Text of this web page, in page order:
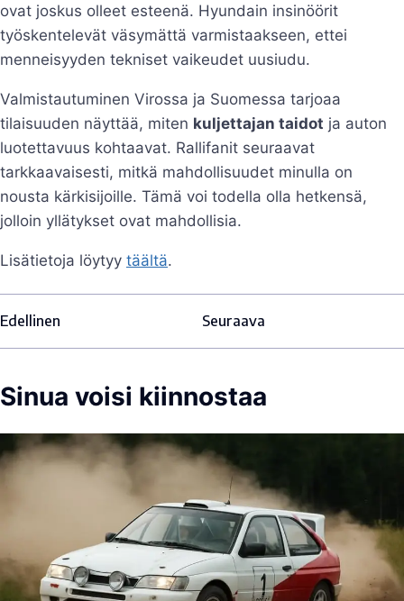
ovat joskus olleet esteenä. Hyundain insinöörit
työskentelevät väsymättä varmistaakseen, ettei
menneisyyden tekniset vaikeudet uusiudu.
Valmistautuminen Virossa ja Suomessa tarjoaa
tilaisuuden näyttää, miten kuljettajan taidot ja auton
luotettavuus kohtaavat. Rallifanit seuraavat
tarkkaavaisesti, mitkä mahdollisuudet minulla on
nousta kärkisijoille. Tämä voi todella olla hetkensä,
jolloin yllätykset ovat mahdollisia.
Lisätietoja löytyy täältä.
Edellinen Seuraava
Sinua voisi kiinnostaa